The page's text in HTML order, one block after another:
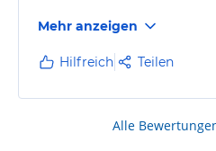
Mehr anzeigen
Hilfreich Teilen
Alle